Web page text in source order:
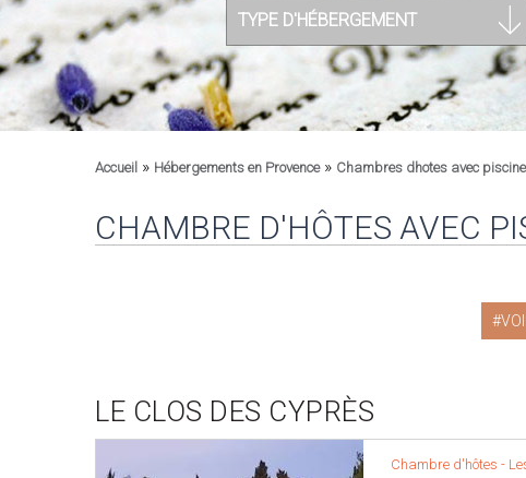
TYPE D'HÉBERGEMENT
Accueil » Hébergements en Provence» Chambres dhotes avec piscine
CHAMBRE D'HÔTES AVEC
LE CLOS DES CYPRÈS
Chambre d'hôtes -